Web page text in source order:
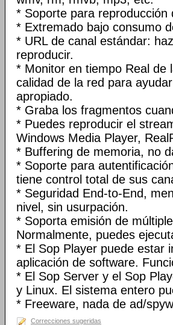
* Soporte para reproducción
* Extremado bajo consumo
* URL de canal estándar:
reproducir.
* Monitor en tiempo Real de
calidad de la red para
apropiado.
* Graba los fragmentos
* Puedes reproducir el
Windows Media Player,
* Buffering de memoria, no
* Soporte para
tiene control total de sus
* Seguridad End-to-End,
nivel, sin usurpación.
* Soporta emisión de
Normalmente, puedes
* El Sop Player puede estar
aplicación de software.
* El Sop Server y el Sop
y Linux. El sistema entero
* Freeware, nada de ad/
Correcciones sugeridas